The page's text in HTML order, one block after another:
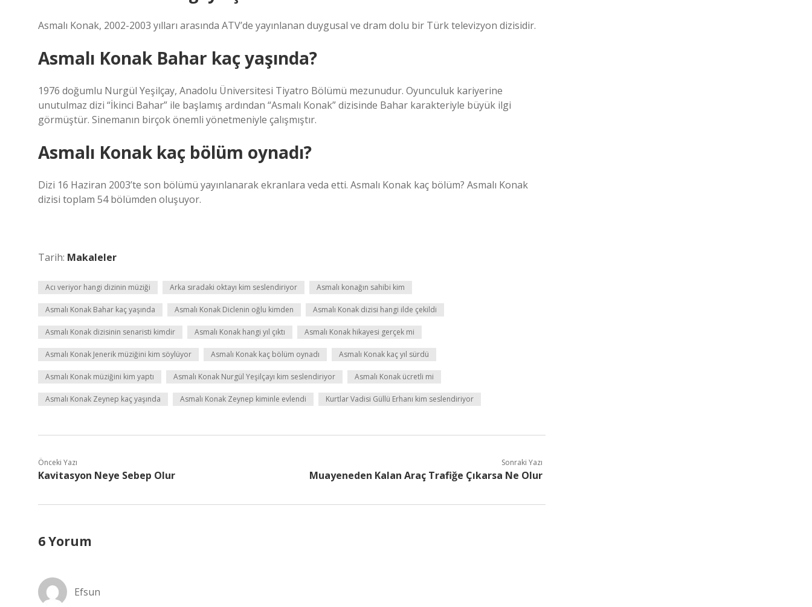
Asmalı Konak, 2002-2003 yılları arasında ATV’de yayınlanan duygusal ve dram dolu bir Türk televizyon dizisidir.
Asmalı Konak Bahar kaç yaşında?
1976 doğumlu Nurgül Yeşilçay, Anadolu Üniversitesi Tiyatro Bölümü mezunudur. Oyunculuk kariyerine
unutulmaz dizi “İkinci Bahar” ile başlamış ardından “Asmalı Konak” dizisinde Bahar karakteriyle büyük ilgi
görmüştür. Sinemanın birçok önemli yönetmeniyle çalışmıştır.
Asmalı Konak kaç bölüm oynadı?
Dizi 16 Haziran 2003’te son bölümü yayınlanarak ekranlara veda etti. Asmalı Konak kaç bölüm? Asmalı Konak
dizisi toplam 54 bölümden oluşuyor.
Tarih: Makaleler
Acı veriyor hangi dizinin müziği Arka sıradaki oktayı kim seslendiriyor Asmalı konağın sahibi kim
Asmalı Konak Bahar kaç yaşında Asmalı Konak Diclenin oğlu kimden Asmalı Konak dizisi hangi ilde çekildi
Asmalı Konak dizisinin senaristi kimdir Asmalı Konak hangi yıl çıktı Asmalı Konak hikayesi gerçek mi
Asmalı Konak Jenerik müziğini kim söylüyor Asmalı Konak kaç bölüm oynadı Asmalı Konak kaç yıl sürdü
Asmalı Konak müziğini kim yaptı Asmalı Konak Nurgül Yeşilçayı kim seslendiriyor Asmalı Konak ücretli mi
Asmalı Konak Zeynep kaç yaşında Asmalı Konak Zeynep kiminle evlendi Kurtlar Vadisi Güllü Erhanı kim seslendiriyor
Önceki Yazı
Kavitasyon Neye Sebep Olur
Sonraki Yazı
Muayeneden Kalan Araç Trafiğe Çıkarsa Ne Olur
6 Yorum
Efsun